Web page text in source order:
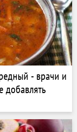
- врачи и
добавлять